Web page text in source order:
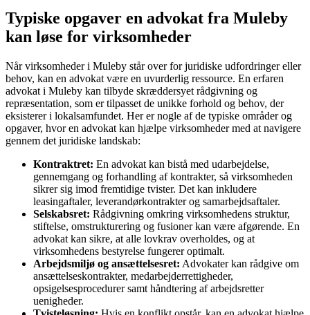
Typiske opgaver en advokat fra Muleby
kan løse for virksomheder
Når virksomheder i Muleby står over for juridiske udfordringer eller
behov, kan en advokat være en uvurderlig ressource. En erfaren
advokat i Muleby kan tilbyde skræddersyet rådgivning og
repræsentation, som er tilpasset de unikke forhold og behov, der
eksisterer i lokalsamfundet. Her er nogle af de typiske områder og
opgaver, hvor en advokat kan hjælpe virksomheder med at navigere
gennem det juridiske landskab:
Kontraktret: En advokat kan bistå med udarbejdelse,
gennemgang og forhandling af kontrakter, så virksomheden
sikrer sig imod fremtidige tvister. Det kan inkludere
leasingaftaler, leverandørkontrakter og samarbejdsaftaler.
Selskabsret: Rådgivning omkring virksomhedens struktur,
stiftelse, omstrukturering og fusioner kan være afgørende. En
advokat kan sikre, at alle lovkrav overholdes, og at
virksomhedens bestyrelse fungerer optimalt.
Arbejdsmiljø og ansættelsesret: Advokater kan rådgive om
ansættelseskontrakter, medarbejderrettigheder,
opsigelsesprocedurer samt håndtering af arbejdsretter
uenigheder.